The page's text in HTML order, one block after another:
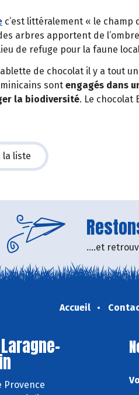
c’est littéralement « le champ
arbres apportent de
de refuge pour la faune
de chocolat il y a tout
sont engagés dans
la biodiversité. Le chocolat
la liste
....et
Accueil
Provence